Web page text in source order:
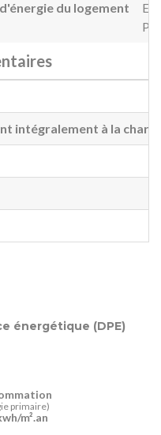
du logement
intégralement à la
énergétique (DPE)
primaire)
m².an